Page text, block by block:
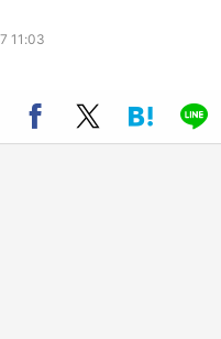
じて「小児がん」学べる
妖怪楽園」限定だった鬼
座・博品館TOY PARKへ
11:03